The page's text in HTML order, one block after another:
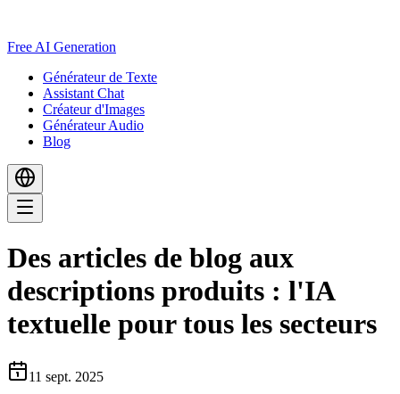
Free AI Generation
Générateur de Texte
Assistant Chat
Créateur d'Images
Générateur Audio
Blog
Des articles de blog aux
descriptions produits : l'IA
textuelle pour tous les secteurs
11 sept. 2025